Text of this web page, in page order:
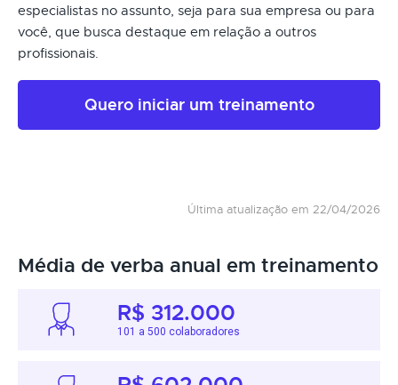
especialistas no assunto, seja para sua empresa ou para
você, que busca destaque em relação a outros
profissionais.
Quero iniciar um treinamento
Última atualização em 22/04/2026
Média de verba anual em treinamento
R$ 312.000
101 a 500 colaboradores